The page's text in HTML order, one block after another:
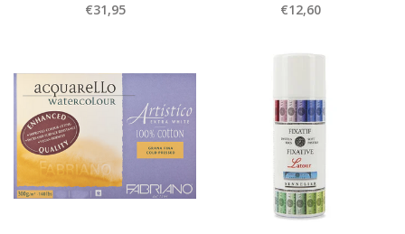
€31,95 €12,60